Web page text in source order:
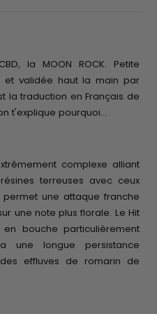
la MOON ROCK. Petite
et validée haut la main par
la traduction en Français de
t'explique pourquoi...
complexe alliant
terreuses avec ceux
une attaque franche
une note plus florale. Le Hit
bouche particulièrement
une longue persistance
effluves de romarin de